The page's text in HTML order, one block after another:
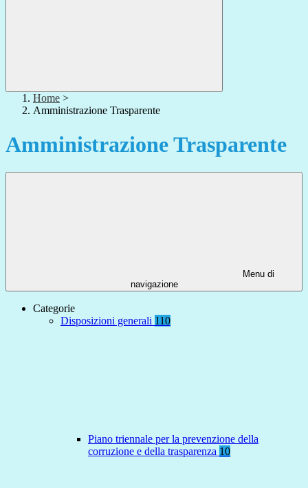
Home >
Amministrazione Trasparente
Amministrazione Trasparente
Menu di
navigazione
Categorie
Disposizioni generali 110
Piano triennale per la prevenzione della
corruzione e della trasparenza 10